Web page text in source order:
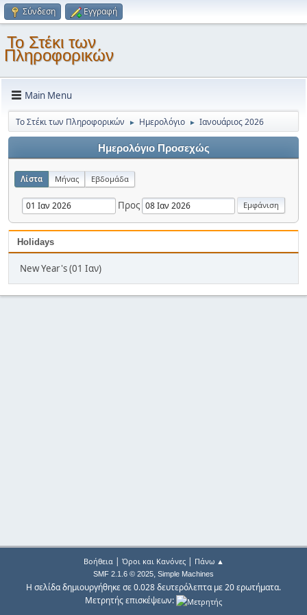
Σύνδεση Εγγραφή
Το Στέκι των
Πληροφορικών
Main Menu
Το Στέκι των Πληροφορικών ► Ημερολόγιο ► Ιανουάριος 2026
Ημερολόγιο Προσεχώς
Λίστα Μήνας Εβδομάδα
Προς
Holidays
New Year's (01 Ιαν)
Βοήθεια| Όροι και Κανόνες| Πάνω ▲
SMF 2.1.6 © 2025, Simple Machines
Η σελίδα δημιουργήθηκε σε 0.028 δευτερόλεπτα με 20 ερωτήματα.
Μετρητής επισκέψεων: